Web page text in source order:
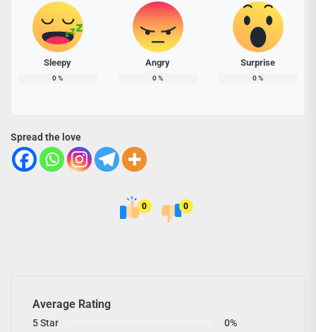
Sleepy
0%
Angry
0%
Surprise
0%
Spread the love
0 0
Average Rating
5 Star 0%